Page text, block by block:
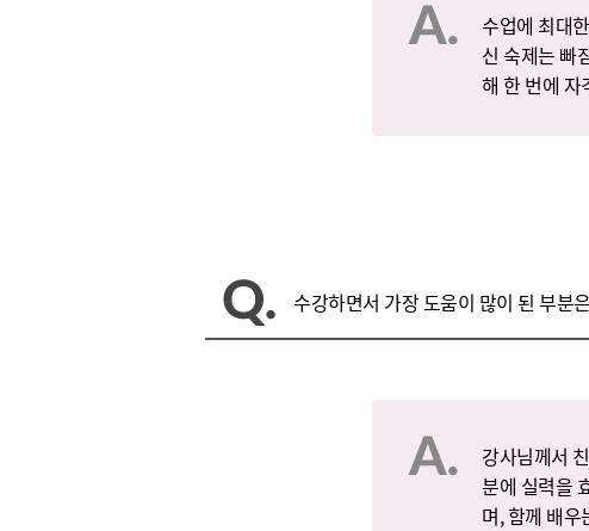
수업에 최대
신 숙제는 빠
해 한 번에 자
수강하면서 가장 도움이 많이 된 부분
강사님께서
분에 실력을
며, 함께 배